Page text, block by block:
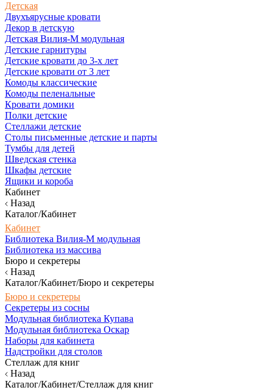
Детская
Двухъярусные кровати
Декор в детскую
Детская Вилия-М модульная
Детские гарнитуры
Детские кровати до 3-х лет
Детские кровати от 3 лет
Комоды классические
Комоды пеленальные
Кровати домики
Полки детские
Стеллажи детские
Столы письменные детские и парты
Тумбы для детей
Шведская стенка
Шкафы детские
Ящики и короба
Кабинет
Назад
Каталог/Кабинет
Кабинет
Библиотека Вилия-М модульная
Библиотека из массива
Бюро и секретеры
Назад
Каталог/Кабинет/Бюро и секретеры
Бюро и секретеры
Секретеры из сосны
Модульная библиотека Купава
Модульная библиотека Оскар
Наборы для кабинета
Надстройки для столов
Стеллаж для книг
Назад
Каталог/Кабинет/Стеллаж для книг